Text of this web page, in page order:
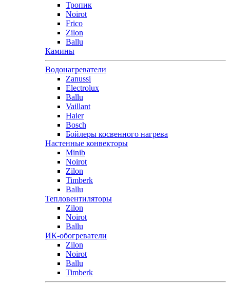
Тропик
Noirot
Frico
Zilon
Ballu
Камины
Водонагреватели
Zanussi
Electrolux
Ballu
Vaillant
Haier
Bosch
Бойлеры косвенного нагрева
Настенные конвекторы
Minib
Noirot
Zilon
Timberk
Ballu
Тепловентиляторы
Zilon
Noirot
Ballu
ИК-обогреватели
Zilon
Noirot
Ballu
Timberk